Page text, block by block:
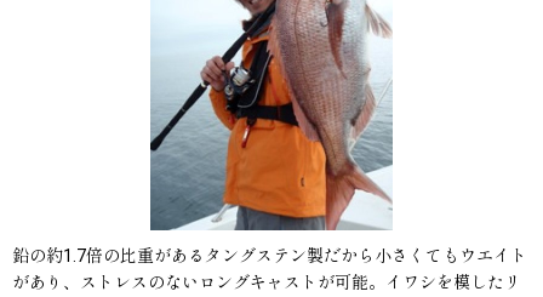
鉛の約1.7倍の比重があるタングステン製だから小さくてもウエイト
があり、ストレスのないロングキャストが可能。イワシを模したリ